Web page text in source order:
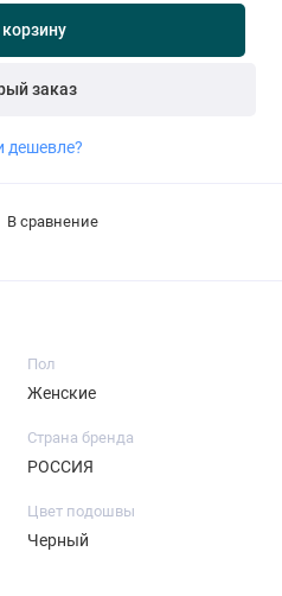
заказ
дешевле?
В сравнение
Пол
Женские
Страна бренда
РОССИЯ
Цвет подошвы
Черный